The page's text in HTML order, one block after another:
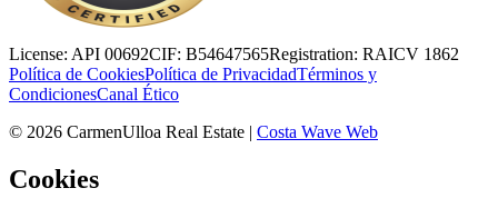
License: API 00692CIF: B54647565Registration: RAICV 1862
Política de CookiesPolítica de PrivacidadTérminos y
CondicionesCanal Ético
© 2026 CarmenUlloa Real Estate | Costa Wave Web
Cookies